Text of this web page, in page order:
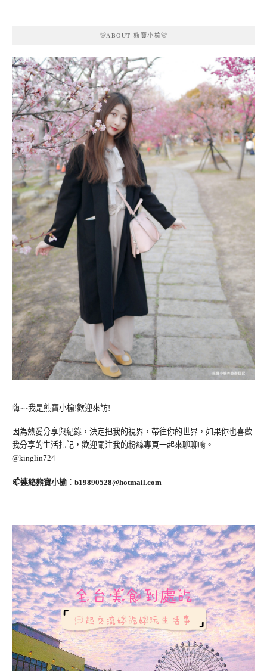
🐻ABOUT 熊寶小榆🐻
嗨~~我是熊寶小榆!歡迎來訪!
因為熱愛分享與紀錄，決定把我的視界，帶往你的世界，如果你也喜歡
我分享的生活扎記，歡迎關注我的粉絲專頁一起來聊聊唷。
@kinglin724
📫連絡熊寶小榆： b19890528@hotmail.com